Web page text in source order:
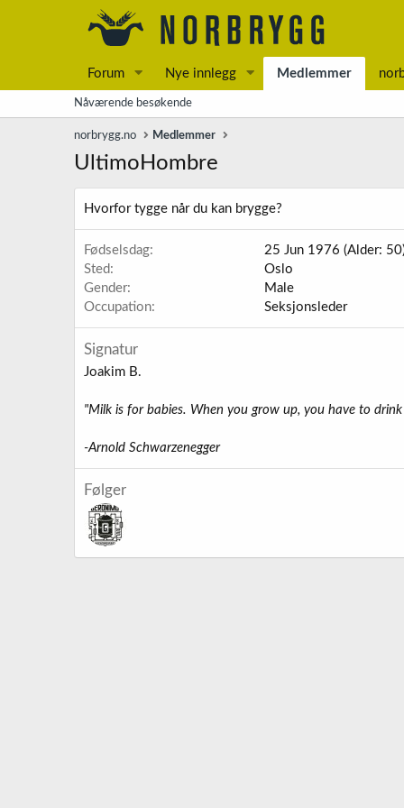
Forum Nye innlegg Medlemmer
Nåværende besøkende
norbrygg.no Medlemmer
UltimoHombre
Hvorfor tygge når du kan brygge?
Fødselsdag
25 Jun 1976 (Alder:
Sted
Oslo
Gender
Male
Occupation
Seksjonsleder
Signatur
Joakim B.
"Milk is for babies. When you grow up, you have to drink
-Arnold Schwarzenegger
Følger